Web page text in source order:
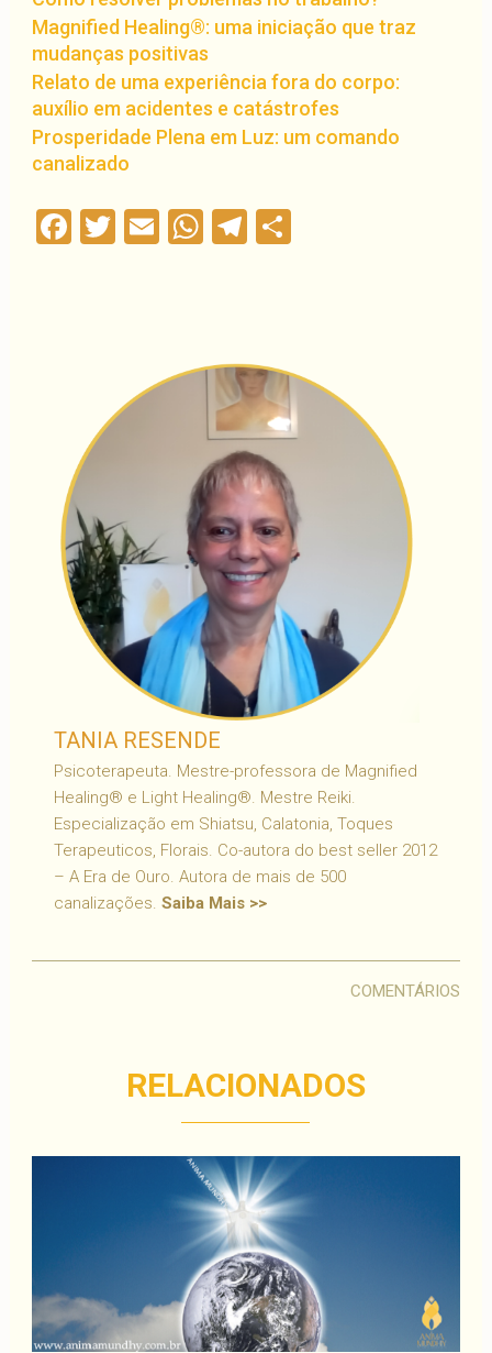
Magnified Healing®: uma iniciação que traz
mudanças positivas
Relato de uma experiência fora do corpo:
auxílio em acidentes e catástrofes
Prosperidade Plena em Luz: um comando
canalizado
Facebook
Twitter
EmailWhatsApp
Telegram
TANIA RESENDE
Psicoterapeuta. Mestre-professora de Magnified
Healing® e Light Healing®. Mestre Reiki.
Especialização em Shiatsu, Calatonia, Toques
Terapeuticos, Florais. Co-autora do best seller 2012
– A Era de Ouro. Autora de mais de 500
canalizações. Saiba Mais >>
COMENTÁRIOS
RELACIONADOS